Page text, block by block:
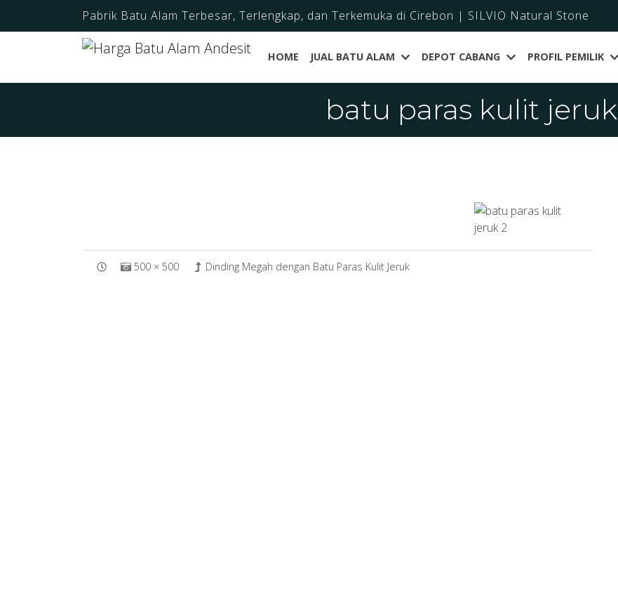
Pabrik Batu Alam Terbesar, Terlengkap, dan Terkemuka di Cirebon | SILVIO Natural Stone
HOME JUAL BATU ALAM DEPOT CABANG PROFIL PEMILIK
batu paras kulit jeruk
500 × 500 Dinding Megah dengan Batu Paras Kulit Jeruk